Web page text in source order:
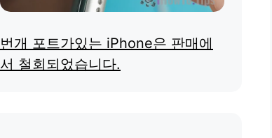
번개 포트가있는 iPhone은 판매에
서 철회되었습니다.